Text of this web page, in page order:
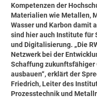
Kompetenzen der
Materialien wie Metallen,
Wasser und Karbon damit
sind hier auch Institute für
und Digitalisierung. „Die
Netzwerk bei der
Schaffung
ausbauen“, erklärt der
Friedrich, Leiter des
Prozesstechnik und